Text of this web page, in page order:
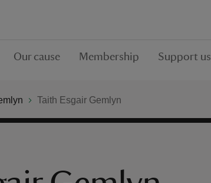
Our cause Membership Support us
Taith Esgair Gemlyn